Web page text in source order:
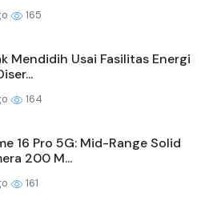
165
Mendidih Usai Fasilitas Energi
164
16 Pro 5G: Mid-Range Solid
200 M...
161